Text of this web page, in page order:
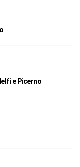
e Picerno